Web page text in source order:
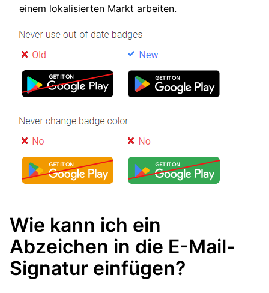
einem lokalisierten Markt arbeiten.
Wie kann ich ein
Abzeichen in die E-Mail-
Signatur einfügen?